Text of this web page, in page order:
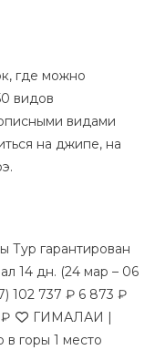
где можно
видов
видами
на джипе, на
гарантирован
14 дн. (24 мар – 06
102 737 ₽ 6 873 ₽
ГИМАЛАИ |
в горы 1 место